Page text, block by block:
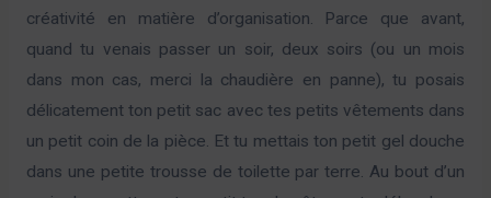
créativité en matière d’organisation. Parce que avant,
quand tu venais passer un soir, deux soirs (ou un mois
dans mon cas, merci la chaudière en panne), tu posais
délicatement ton petit sac avec tes petits vêtements dans
un petit coin de la pièce. Et tu mettais ton petit gel douche
dans une petite trousse de toilette par terre. Au bout d’un